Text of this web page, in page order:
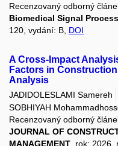
Recenzovaný odborný
Biomedical Signal
120, vydání: B, DOI
A Cross-Impact
Factors in
Analysis
JADIDOLESLAMI Samereh
SOBHIYAH
Recenzovaný odborný
JOURNAL OF
MANAGEMENT , rok: